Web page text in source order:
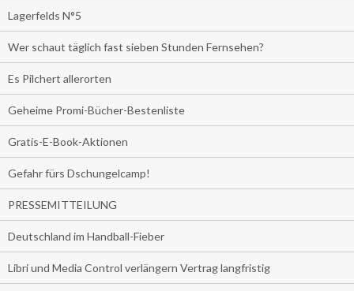
Lagerfelds N°5
Wer schaut täglich fast sieben Stunden Fernsehen?
Es Pilchert allerorten
Geheime Promi-Bücher-Bestenliste
Gratis-E-Book-Aktionen
Gefahr fürs Dschungelcamp!
PRESSEMITTEILUNG
Deutschland im Handball-Fieber
Libri und Media Control verlängern Vertrag langfristig